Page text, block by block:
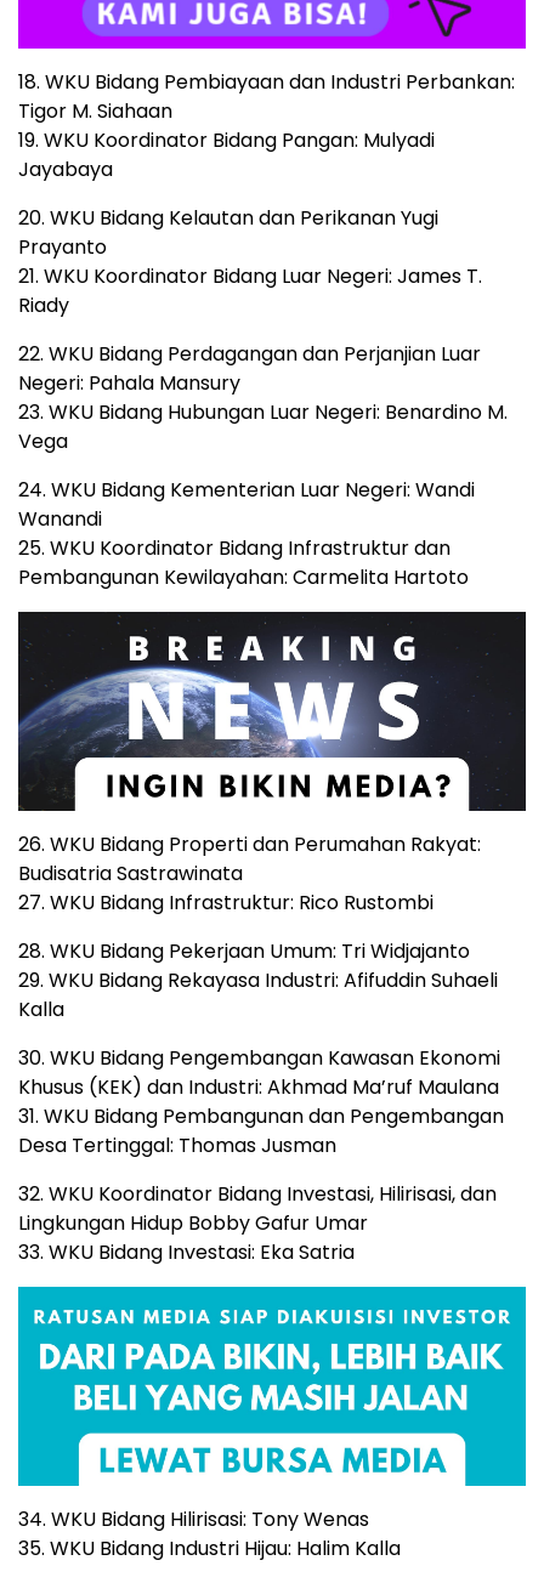
18. WKU Bidang Pembiayaan dan Industri Perbankan:
Tigor M. Siahaan
19. WKU Koordinator Bidang Pangan: Mulyadi
Jayabaya
20. WKU Bidang Kelautan dan Perikanan Yugi
Prayanto
21. WKU Koordinator Bidang Luar Negeri: James T.
Riady
22. WKU Bidang Perdagangan dan Perjanjian Luar
Negeri: Pahala Mansury
23. WKU Bidang Hubungan Luar Negeri: Benardino M.
Vega
24. WKU Bidang Kementerian Luar Negeri: Wandi
Wanandi
25. WKU Koordinator Bidang Infrastruktur dan
Pembangunan Kewilayahan: Carmelita Hartoto
26. WKU Bidang Properti dan Perumahan Rakyat:
Budisatria Sastrawinata
27. WKU Bidang Infrastruktur: Rico Rustombi
28. WKU Bidang Pekerjaan Umum: Tri Widjajanto
29. WKU Bidang Rekayasa Industri: Afifuddin Suhaeli
Kalla
30. WKU Bidang Pengembangan Kawasan Ekonomi
Khusus (KEK) dan Industri: Akhmad Ma’ruf Maulana
31. WKU Bidang Pembangunan dan Pengembangan
Desa Tertinggal: Thomas Jusman
32. WKU Koordinator Bidang Investasi, Hilirisasi, dan
Lingkungan Hidup Bobby Gafur Umar
33. WKU Bidang Investasi: Eka Satria
34. WKU Bidang Hilirisasi: Tony Wenas
35. WKU Bidang Industri Hijau: Halim Kalla